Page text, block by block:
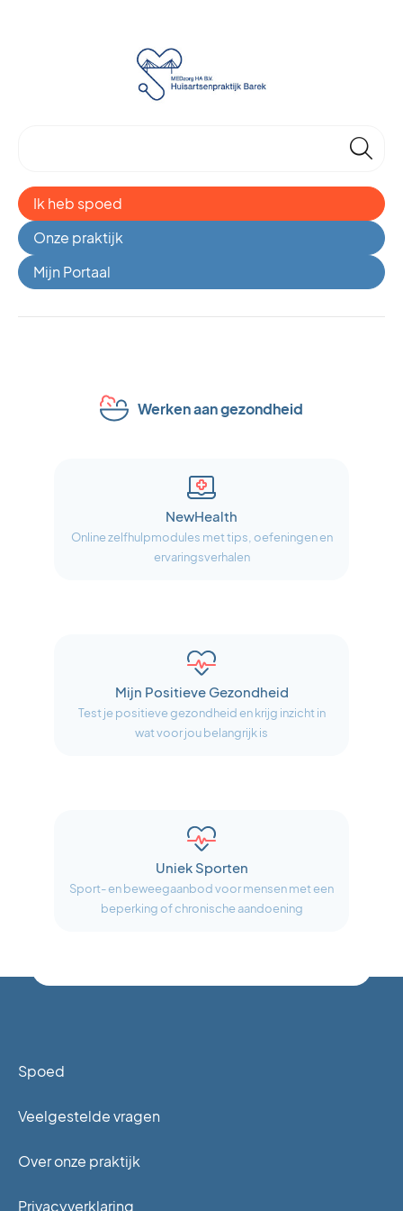
🔎
Onze praktijk
Mijn Portaal
Ik heb spoed
Werken aan gezondheid
NewHealth
Online zelfhulpmodules met tips, oefeningen en
ervaringsverhalen
Mijn Positieve Gezondheid
Test je positieve gezondheid en krijg inzicht in
wat voor jou belangrijk is
Uniek Sporten
Sport- en beweegaanbod voor mensen met een
beperking of chronische aandoening
Spoed
Veelgestelde vragen
Over onze praktijk
Privacyverklaring